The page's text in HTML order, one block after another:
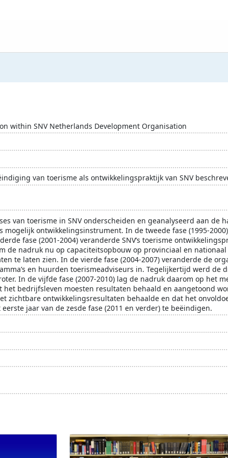
within SNV Netherlands Development Organisation
van toerisme als ontwikkelingspraktijk van SNV
van toerisme in SNV onderscheiden en geanalyseerd aan de
mogelijk ontwikkelingsinstrument. In de tweede fase (1995-
fase (2001-2004) veranderde SNV’s toerisme
de nadruk nu op capaciteitsopbouw op provinciaal en
te laten zien. In de vierde fase (2004-2007) veranderde de
en huurden toerismeadviseurs in. Tegelijkertijd werd de
In de vijfde fase (2007-2010) lag de nadruk daarom op het
bedrijfsleven moesten resultaten behaald en aangetoond
zichtbare ontwikkelingsresultaten behaalde en dat het
jaar van de zesde fase (2011 en verder) te beëindigen.